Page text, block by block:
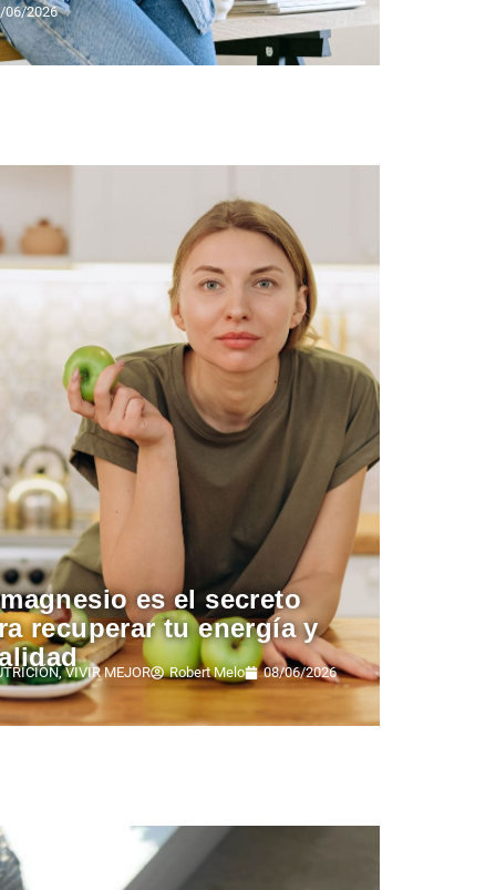
06/2026
es el secreto
recuperar tu energía y
,VIVIR MEJOR Robert Melo 08/06/2026